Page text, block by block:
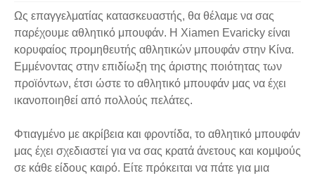
Ως επαγγελματίας κατασκευαστής, θα θέλαμε να σας
παρέχουμε αθλητικό μπουφάν. Η Xiamen Evaricky είναι
κορυφαίος προμηθευτής αθλητικών μπουφάν στην Κίνα.
Εμμένοντας στην επιδίωξη της άριστης ποιότητας των
προϊόντων, έτσι ώστε το αθλητικό μπουφάν μας να έχει
ικανοποιηθεί από πολλούς πελάτες.
Φτιαγμένο με ακρίβεια και φροντίδα, το αθλητικό μπουφάν
μας έχει σχεδιαστεί για να σας κρατά άνετους και κομψούς
σε κάθε είδους καιρό. Είτε πρόκειται να πάτε για μια